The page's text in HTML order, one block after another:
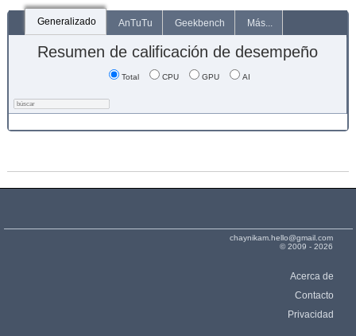
Generalizado AnTuTu Geekbench Más...
Resumen de calificación de desempeño
Total CPU GPU AI
chaynikam.hello@gmail.com
© 2009 - 2026
Acerca de
Contacto
Privacidad